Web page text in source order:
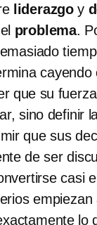
liderazgoy
problema.
cayendo
que su
sino definir
que sus
de ser
casi
lo